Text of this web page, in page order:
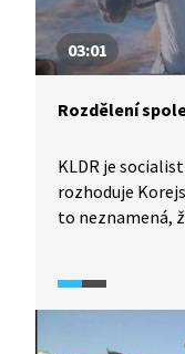
03:01
Rozdělení
KLDR je
rozhoduje
to neznamená,
bude vypadat
příslušnost k